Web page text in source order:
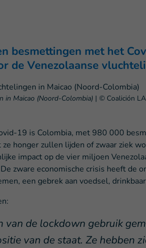
besmettingen met het
de Venezolaanse
in Maicao (Noord-Colombia) | © Coalición
19 is Colombia, met 980 000
honger zullen lijden of zwaar ziek
impact op de vier miljoen
zware economische crisis heeft de
een gebrek aan voedsel,
van de lockdown gebruik
van de staat. Ze hebben